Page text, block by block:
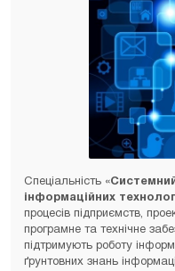
Спеціальність «
інформаційних
процесів підприємств,
програмне та технічне
підтримують роботу
ґрунтовних знань